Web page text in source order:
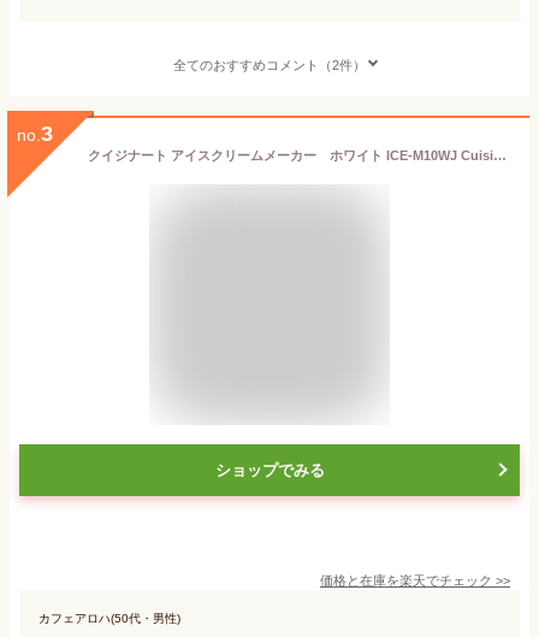
全てのおすすめコメント（2件）
no. 3
クイジナート アイスクリームメーカー ホワイト ICE-M10WJ Cuisinart [ICEM10WJ]
ショップでみる
価格と在庫を楽天でチェック >>
カフェアロハ(50代・男性)